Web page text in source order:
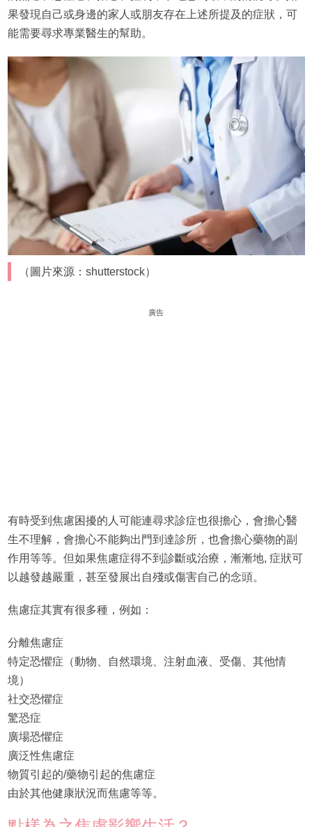
果發現自己或身邊的家人或朋友存在上述所提及的症狀，可
能需要尋求專業醫生的幫助。
（圖片來源：shutterstock）
廣告
有時受到焦慮困擾的人可能連尋求診症也很擔心，會擔心醫
生不理解，會擔心不能夠出門到達診所，也會擔心藥物的副
作用等等。但如果焦慮症得不到診斷或治療，漸漸地, 症狀可
以越發越嚴重，甚至發展出自殘或傷害自己的念頭。
焦慮症其實有很多種，例如：
分離焦慮症
特定恐懼症（動物、自然環境、注射血液、受傷、其他情
境）
社交恐懼症
驚恐症
廣場恐懼症
廣泛性焦慮症
物質引起的/藥物引起的焦慮症
由於其他健康狀況而焦慮等等。